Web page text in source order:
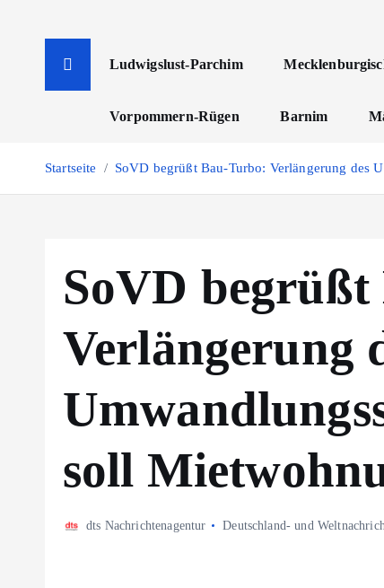
Ludwigslust-Parchim
Vorpommern-Rügen Barnim
Startseite SoVD begrüßt Bau-Turbo: Verlängerung des
SoVD
Verlängerung
soll
dts Nachrichtenagentur Deutschland- und